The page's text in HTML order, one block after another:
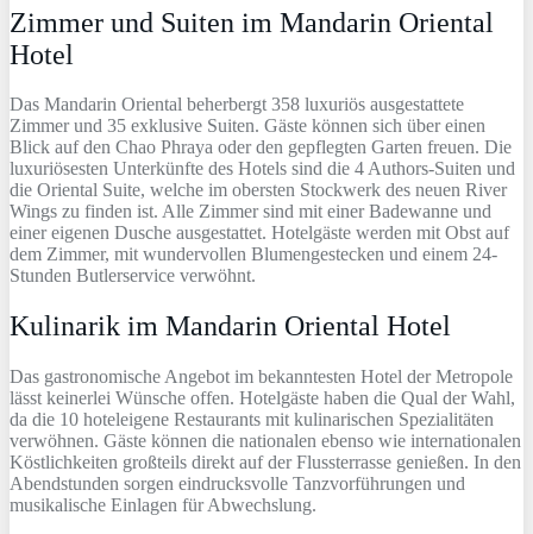
Zimmer und Suiten im Mandarin Oriental
Hotel
Das Mandarin Oriental beherbergt 358 luxuriös ausgestattete
Zimmer und 35 exklusive Suiten. Gäste können sich über einen
Blick auf den Chao Phraya oder den gepflegten Garten freuen. Die
luxuriösesten Unterkünfte des Hotels sind die 4 Authors-Suiten und
die Oriental Suite, welche im obersten Stockwerk des neuen River
Wings zu finden ist. Alle Zimmer sind mit einer Badewanne und
einer eigenen Dusche ausgestattet. Hotelgäste werden mit Obst auf
dem Zimmer, mit wundervollen Blumengestecken und einem 24-
Stunden Butlerservice verwöhnt.
Kulinarik im Mandarin Oriental Hotel
Das gastronomische Angebot im bekanntesten Hotel der Metropole
lässt keinerlei Wünsche offen. Hotelgäste haben die Qual der Wahl,
da die 10 hoteleigene Restaurants mit kulinarischen Spezialitäten
verwöhnen. Gäste können die nationalen ebenso wie internationalen
Köstlichkeiten großteils direkt auf der Flussterrasse genießen. In den
Abendstunden sorgen eindrucksvolle Tanzvorführungen und
musikalische Einlagen für Abwechslung.